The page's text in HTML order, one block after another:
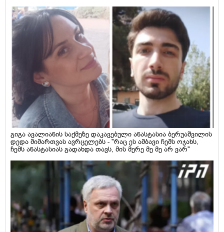
გიგა ავალიანის საქმეზე დაკავებული ანასტასია ბერუაშვილის
დედა მიმართვას ავრცელებს - "რაც ეს ამბავი ჩემს ოჯახს,
ჩემს ანასტასიას გადახდა თავს, მის მერე მე მე არ ვარ"